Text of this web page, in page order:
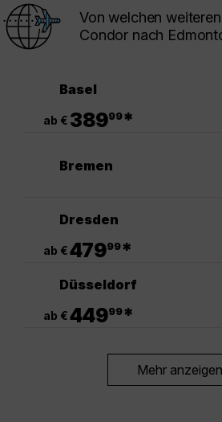
Von welchen
Condor nach
Basel
ab € 38999*
Bremen
Dresden
ab €47999*
Düsseldorf
ab €44999*
Mehr anzeigen